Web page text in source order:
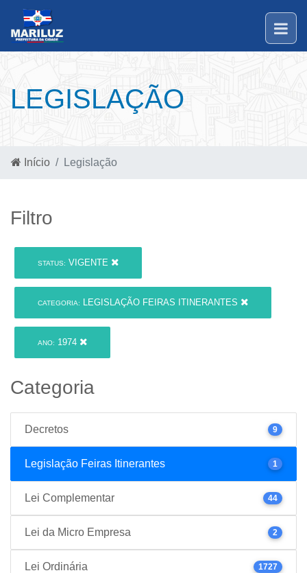
LEGISLAÇÃO
Início Legislação
Filtro
STATUS: VIGENTE
CATEGORIA: LEGISLAÇÃO FEIRAS ITINERANTES
ANO: 1974
Categoria
Decretos 9
Legislação Feiras Itinerantes 1
Lei Complementar 44
Lei da Micro Empresa 2
Lei Ordinária 1727